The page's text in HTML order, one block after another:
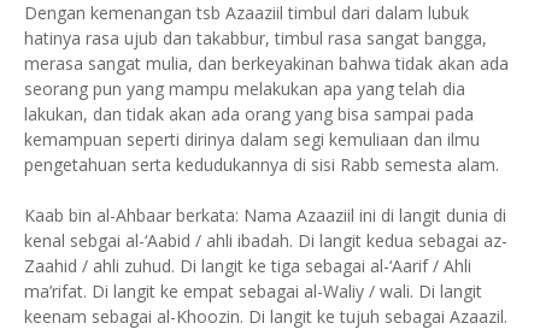
Dengan kemenangan tsb Azaaziil timbul dari dalam lubuk
hatinya rasa ujub dan takabbur, timbul rasa sangat bangga,
merasa sangat mulia, dan berkeyakinan bahwa tidak akan ada
seorang pun yang mampu melakukan apa yang telah dia
lakukan, dan tidak akan ada orang yang bisa sampai pada
kemampuan seperti dirinya dalam segi kemuliaan dan ilmu
pengetahuan serta kedudukannya di sisi Rabb semesta alam.
Kaab bin al-Ahbaar berkata: Nama Azaaziil ini di langit dunia di
kenal sebgai al-‘Aabid / ahli ibadah. Di langit kedua sebagai az-
Zaahid / ahli zuhud. Di langit ke tiga sebagai al-‘Aarif / Ahli
ma’rifat. Di langit ke empat sebagai al-Waliy / wali. Di langit
keenam sebagai al-Khoozin. Di langit ke tujuh sebagai Azaazil.